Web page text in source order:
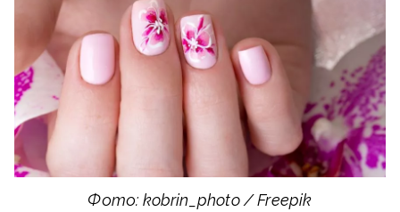
Фото: kobrin_photo / Freepik